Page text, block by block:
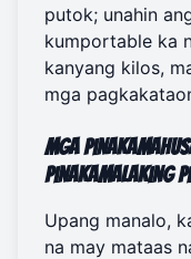
putok; unahin
kumportable ka
kanyang kilos,
mga
Mga
Pinakamalaking
Upang manalo,
na may mataas